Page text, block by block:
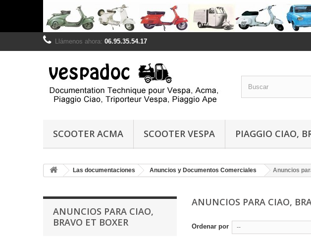
Llámenos ahora: 06.95.35.54.17
SCOOTER ACMA SCOOTER VESPA PIAGGIO CIAO,
Las documentaciones Anuncios y Documentos Comerciales Anuncios
ANUNCIOS PARA CIAO,
BRAVO ET BOXER
ANUNCIOS PARA CIAO,
Ordenar por --